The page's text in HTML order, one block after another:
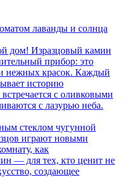
лаванды и солнца
дом! Изразцовый камин
прибор: это
и нежных красок. Каждый
историю
с оливковыми
с лазурью неба.
стеклом чугунной
играют новыми
как
— для тех, кто ценит не
создающее